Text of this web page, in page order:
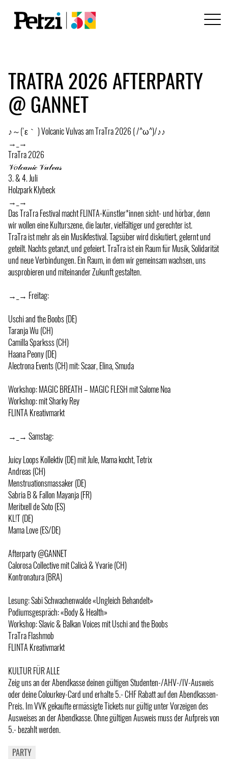
TRATRA 2026 AFTERPARTY
@ GANNET
♪～(´ε｀ ) Volcanic Vulvas am TraTra 2026 ( /^ω^)/♪♪
→_→
TraTra 2026
𝒱𝑜𝓁𝒸𝒶𝓃𝒾𝒸 𝒱𝓊𝓁𝓋𝒶𝓈
3. & 4. Juli
Holzpark Klybeck
→_→
Das TraTra Festival macht FLINTA-Künstler*innen sicht- und hörbar, denn
wir wollen eine Kulturszene, die lauter, vielfältiger und gerechter ist.
TraTra ist mehr als ein Musikfestival. Tagsüber wird diskutiert, gelernt und
geteilt. Nachts getanzt, und gefeiert. TraTra ist ein Raum für Musik, Solidarität
und neue Verbindungen. Ein Raum, in dem wir gemeinsam wachsen, uns
ausprobieren und miteinander Zukunft gestalten.
→_→ Freitag:
Uschi and the Boobs (DE)
Taranja Wu (CH)
Camilla Sparksss (CH)
Haana Peony (DE)
Alectrona Events (CH) mit: Scaar, Elina, Smuda
Workshop: MAGIC BREATH – MAGIC FLESH mit Salome Noa
Workshop: mit Sharky Rey
FLINTA Kreativmarkt
→_→ Samstag:
Juicy Loops Kollektiv (DE) mit Jule, Mama kocht, Tetrix
Andreas (CH)
Menstruationsmassaker (DE)
Sabria B & Fallon Mayanja (FR)
Meritxell de Soto (ES)
KL!T (DE)
Mama Love (ES/DE)
Afterparty @GANNET
Calorosa Collective mit Calicà & Yvarie (CH)
Kontronatura (BRA)
Lesung: Sabi Schwachenwalde «Ungleich Behandelt»
Podiumsgespräch: «Body & Health»
Workshop: Slavic & Balkan Voices mit Uschi and the Boobs
TraTra Flashmob
FLINTA Kreativmarkt
KULTUR FÜR ALLE
Zeig uns an der Abendkasse deinen gültigen Studenten-/AHV-/IV-Ausweis
oder deine Colourkey-Card und erhalte 5.- CHF Rabatt auf den Abendkassen-
Preis. Im VVK gekaufte ermässigte Tickets nur gültig unter Vorzeigen des
Ausweises an der Abendkasse. Ohne gültigen Ausweis muss der Aufpreis von
5.- bezahlt werden.
PARTY